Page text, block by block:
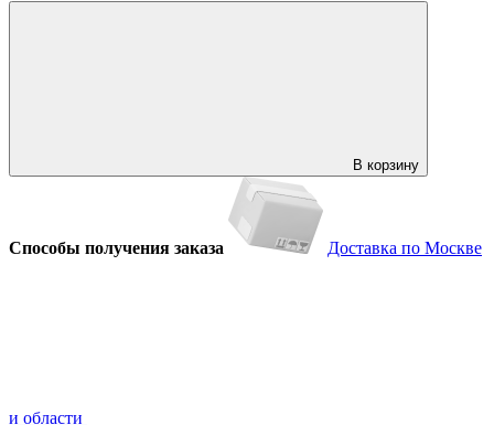
В корзину
Способы получения заказа Доставка по Москве
и области